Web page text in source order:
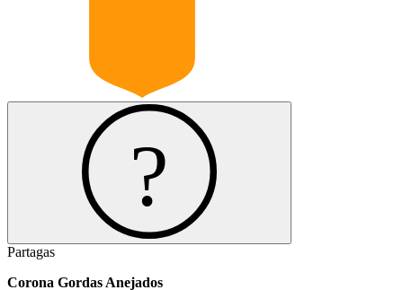
Partagas
Corona Gordas Anejados